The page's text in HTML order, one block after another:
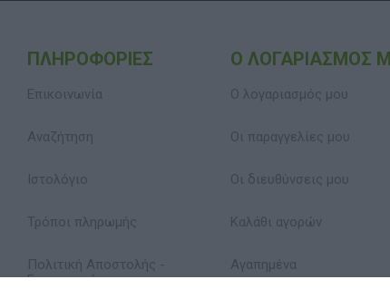
ΠΛΗΡΟΦΟΡΊΕΣ
Επικοινωνία
Αναζήτηση
Ιστολόγιο
Τρόποι πληρωμής
Πολιτική Αποστολής -
Επιστροφών
Ο ΛΟΓΑΡΙΑΣΜΌΣ
Ο λογαριασμός μου
Οι παραγγελίες μου
Οι διευθύνσεις μου
Καλάθι αγορών
Αγαπημένα